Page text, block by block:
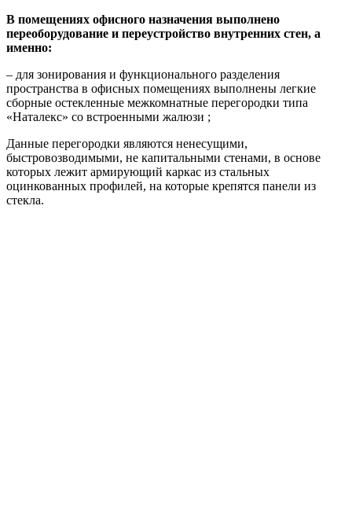
В помещениях офисного назначения выполнено
переоборудование и переустройство внутренних стен, а
именно:
– для зонирования и функционального разделения
пространства в офисных помещениях выполнены легкие
сборные остекленные межкомнатные перегородки типа
«Наталекс» со встроенными жалюзи ;
Данные перегородки являются ненесущими,
быстровозводимыми, не капитальными стенами, в основе
которых лежит армирующий каркас из стальных
оцинкованных профилей, на которые крепятся панели из
стекла.